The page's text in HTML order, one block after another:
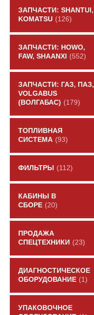
ЗАПЧАСТИ: SHANTUI,
KOMATSU (126)
ЗАПЧАСТИ: HOWO,
FAW, SHAANXI
(552)
ЗАПЧАСТИ: ГАЗ, ПАЗ,
VOLGABUS
(ВОЛГАБАС) (179)
ТОПЛИВНАЯ
СИСТЕМА (93)
ФИЛЬТРЫ (112)
КАБИНЫ В
СБОРЕ (20)
ПРОДАЖА
СПЕЦТЕХНИКИ (23)
ДИАГНОСТИЧЕСКОЕ
ОБОРУДОВАНИЕ (1)
УПАКОВОЧНОЕ